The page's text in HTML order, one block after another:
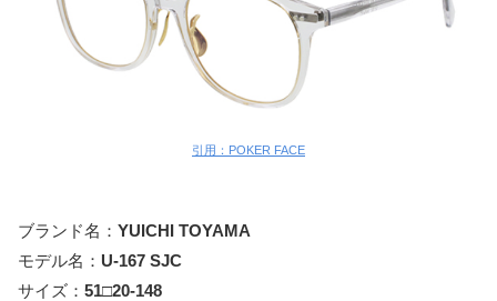
引用：POKER FACE
ブランド名： YUICHI TOYAMA
モデル名： U-167 SJC
サイズ： 51□20-148